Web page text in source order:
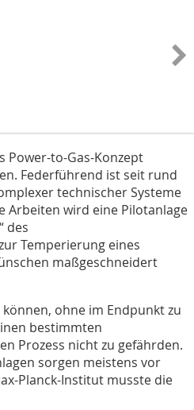
Power-to-Gas-Konzept
Federführend ist seit rund
technischer Systeme
Arbeiten wird eine Pilotanlage
des
Temperierung eines
maßgeschneidert
ohne im Endpunkt zu
bestimmten
Prozess nicht zu gefährden.
sorgen meistens vor
Planck-Institut musste die